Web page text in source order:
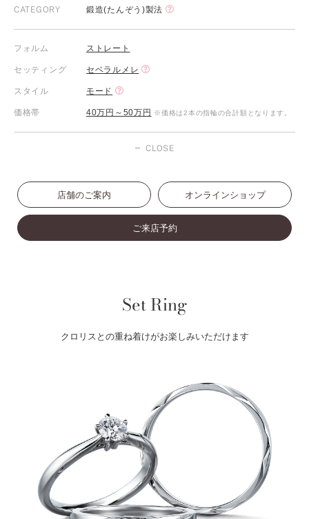
CATEGORY 鍛造(たんぞう)製法
フォルム ストレート
セッティング セベラルメレ
スタイル モード
価格帯 40万円～50万円 ※価格は2本の指輪の合計額となります。
CLOSE
店舗のご案内 オンラインショップ
ご来店予約
Set Ring
クロリスとの重ね着けがお楽しみいただけます